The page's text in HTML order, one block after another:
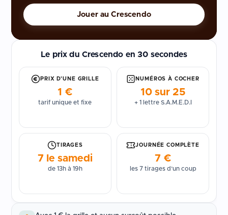
Jouer au Crescendo
Le prix du Crescendo en 30 secondes
PRIX D’UNE GRILLE
1 €
tarif unique et fixe
NUMÉROS À COCHER
10 sur 25
+ 1 lettre S.A.M.E.D.I
TIRAGES
7 le samedi
de 13h à 19h
JOURNÉE COMPLÈTE
7 €
les 7 tirages d’un coup